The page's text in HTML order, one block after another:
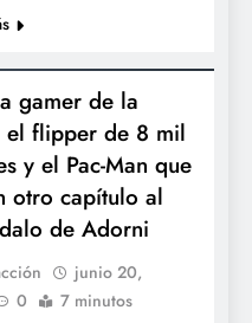
gamer de la
el flipper de 8 mil
y el Pac-Man que
otro capítulo al
de Adorni
junio 20,
0 7 minutos